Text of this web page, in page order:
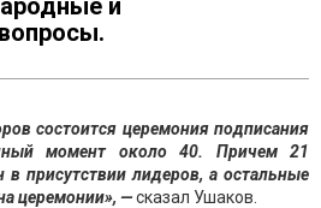
и
состоится церемония подписания
момент около 40. Причем 21
в присутствии лидеров, а остальные
церемонии», —сказал Ушаков.